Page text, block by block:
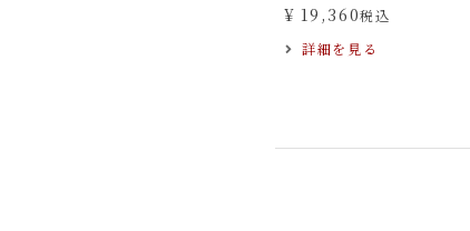
¥ 19,360税込
詳細を見る